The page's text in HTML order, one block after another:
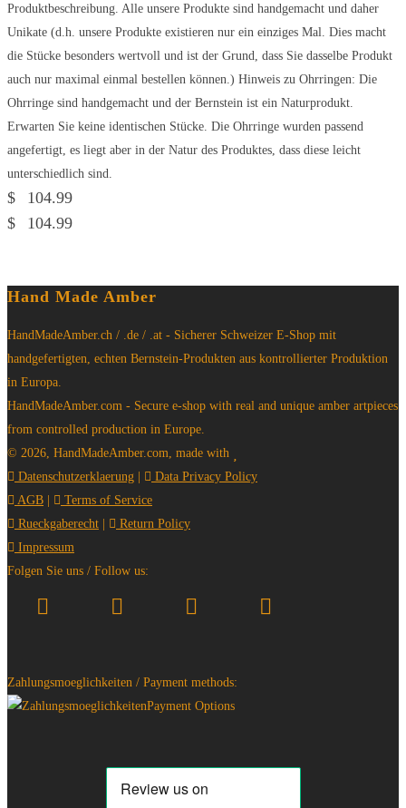
Produktbeschreibung. Alle unsere Produkte sind handgemacht und daher
Unikate (d.h. unsere Produkte existieren nur ein einziges Mal. Dies macht
die Stücke besonders wertvoll und ist der Grund, dass Sie dasselbe Produkt
auch nur maximal einmal bestellen können.) Hinweis zu Ohrringen: Die
Ohrringe sind handgemacht und der Bernstein ist ein Naturprodukt.
Erwarten Sie keine identischen Stücke. Die Ohrringe wurden passend
angefertigt, es liegt aber in der Natur des Produktes, dass diese leicht
unterschiedlich sind.
$
104.99
$
104.99
Hand Made Amber
HandMadeAmber.ch / .de / .at - Sicherer Schweizer E-Shop mit
handgefertigten, echten Bernstein-Produkten aus kontrollierter Produktion
in Europa.
HandMadeAmber.com - Secure e-shop with real and unique amber artpieces
from controlled production in Europe.
© 2026, HandMadeAmber.com, made with
Datenschutzerklaerung
Data Privacy Policy
AGB
Terms of Service
Rueckgaberecht
Return Policy
Impressum
Folgen Sie uns / Follow us:
Zahlungsmoeglichkeiten / Payment methods: